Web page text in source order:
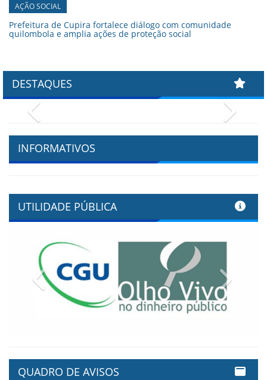
AÇÃO SOCIAL
Prefeitura de Cupira fortalece diálogo com comunidade
quilombola e amplia ações de proteção social
DESTAQUES
INFORMATIVOS
UTILIDADE PÚBLICA
Previous
QUADRO DE AVISOS